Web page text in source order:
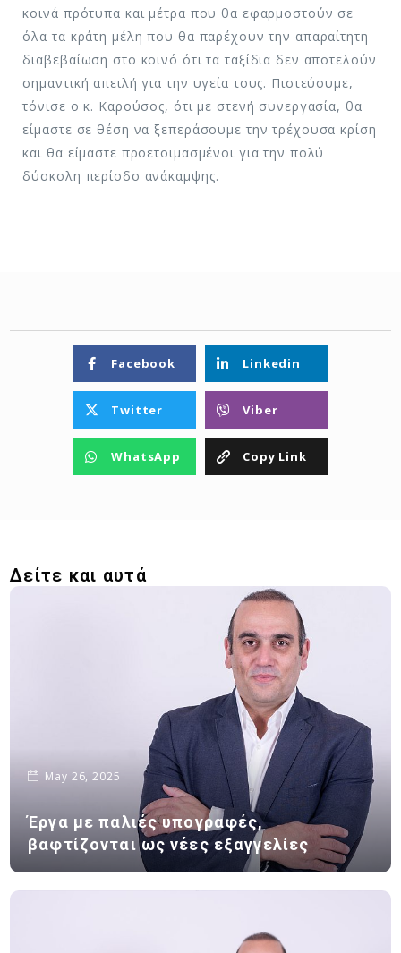
κοινά πρότυπα και μέτρα που θα εφαρμοστούν σε
όλα τα κράτη μέλη που θα παρέχουν την απαραίτητη
διαβεβαίωση στο κοινό ότι τα ταξίδια δεν αποτελούν
σημαντική απειλή για την υγεία τους. Πιστεύουμε,
τόνισε ο κ. Καρούσος, ότι με στενή συνεργασία, θα
είμαστε σε θέση να ξεπεράσουμε την τρέχουσα κρίση
και θα είμαστε προετοιμασμένοι για την πολύ
δύσκολη περίοδο ανάκαμψης.
Facebook Linkedin
Twitter Viber
WhatsApp Copy Link
Δείτε και αυτά
May 26, 2025
Έργα με παλιές υπογραφές,
βαφτίζονται ως νέες εξαγγελίες